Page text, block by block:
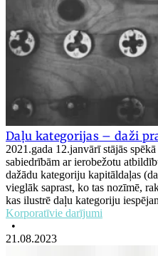
Daļu kategorijas – daži
2021.gada 12.janvārī stājās
sabiedrībām ar ierobežotu
dažādu kategoriju kapitāldaļas
vieglāk saprast, ko tas nozīmē,
kas ilustrē daļu kategoriju
Korporatīvie darījumi
•
21.08.2023